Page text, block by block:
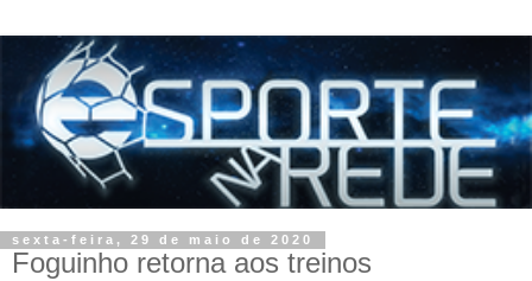
sexta-feira, 29 de maio de 2020
Foguinho retorna aos treinos